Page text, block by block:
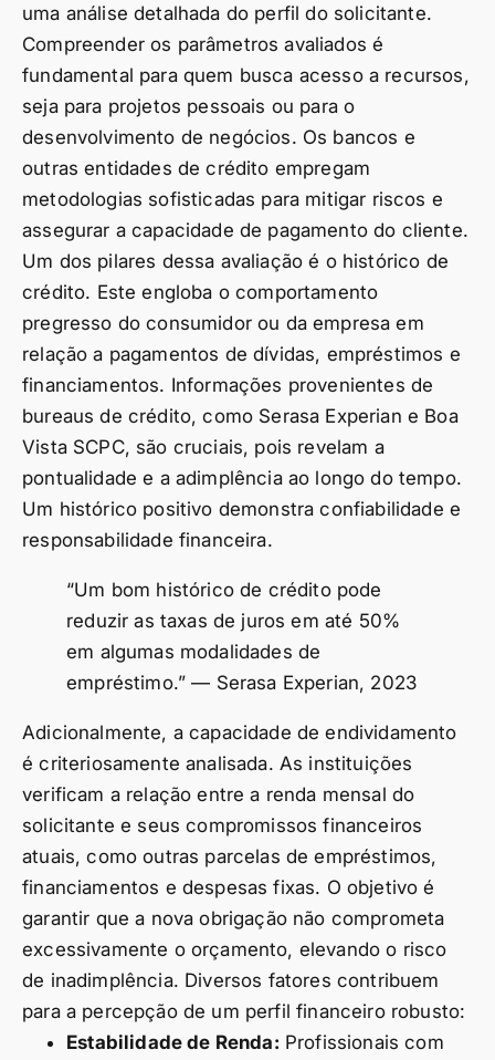
uma análise detalhada do perfil do solicitante.
Compreender os parâmetros avaliados é
fundamental para quem busca acesso a recursos,
seja para projetos pessoais ou para o
desenvolvimento de negócios. Os bancos e
outras entidades de crédito empregam
metodologias sofisticadas para mitigar riscos e
assegurar a capacidade de pagamento do cliente.
Um dos pilares dessa avaliação é o histórico de
crédito. Este engloba o comportamento
pregresso do consumidor ou da empresa em
relação a pagamentos de dívidas, empréstimos e
financiamentos. Informações provenientes de
bureaus de crédito, como Serasa Experian e Boa
Vista SCPC, são cruciais, pois revelam a
pontualidade e a adimplência ao longo do tempo.
Um histórico positivo demonstra confiabilidade e
responsabilidade financeira.
“Um bom histórico de crédito pode
reduzir as taxas de juros em até 50%
em algumas modalidades de
empréstimo.” — Serasa Experian, 2023
Adicionalmente, a capacidade de endividamento
é criteriosamente analisada. As instituições
verificam a relação entre a renda mensal do
solicitante e seus compromissos financeiros
atuais, como outras parcelas de empréstimos,
financiamentos e despesas fixas. O objetivo é
garantir que a nova obrigação não comprometa
excessivamente o orçamento, elevando o risco
de inadimplência. Diversos fatores contribuem
para a percepção de um perfil financeiro robusto:
Estabilidade de Renda: Profissionais com